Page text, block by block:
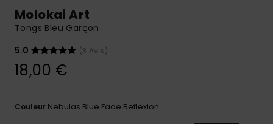
plus rapide
à votre
Démarrer
des
réponses
Molokai Art
Tongs Bleu Garçon
5.0
(3 Avis)
18,00 €
Couleur Nebulas Blue Fade Reflexion